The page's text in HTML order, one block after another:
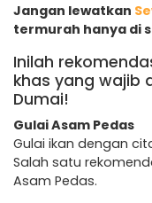
Jangan lewatkan
termurah hanya di
Inilah
khas yang wajib
Dumai!
Gulai Asam Pedas
Gulai ikan dengan
Salah satu
Asam Pedas.